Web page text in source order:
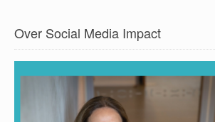
Over Social Media Impact